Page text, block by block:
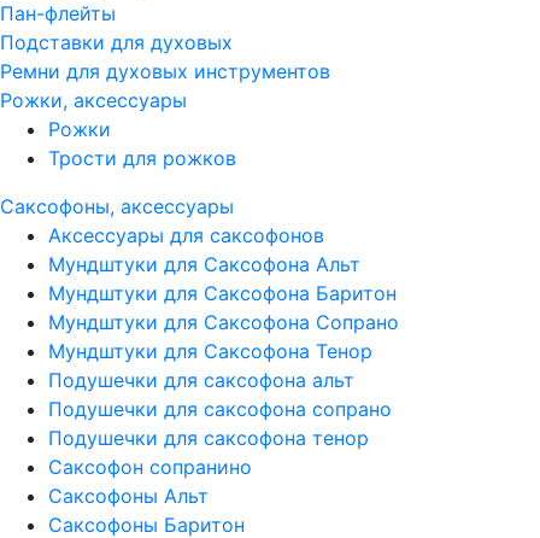
Пан-флейты
Подставки для духовых
Ремни для духовых инструментов
Рожки, аксессуары
Рожки
Трости для рожков
Саксофоны, аксессуары
Аксессуары для саксофонов
Мундштуки для Саксофона Альт
Мундштуки для Саксофона Баритон
Мундштуки для Саксофона Сопрано
Мундштуки для Саксофона Тенор
Подушечки для саксофона альт
Подушечки для саксофона сопрано
Подушечки для саксофона тенор
Саксофон сопранино
Саксофоны Альт
Саксофоны Баритон